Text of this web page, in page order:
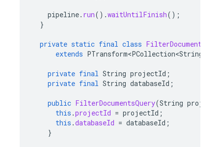
pipeline. run().waitUntilFinish();
}
private static final class
extends PTransform<PCollection<String>
private final String projectId ;
private final String databaseId ;
public FilterDocumentsQuery(String
this .projectId = projectId ;
this .databaseId = databaseId ;
}